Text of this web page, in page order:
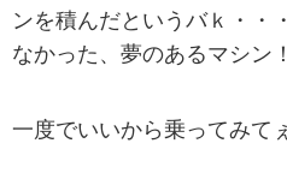
ンを積んだというバｋ・・
なかった、夢のあるマシン
一度でいいから乗ってみて